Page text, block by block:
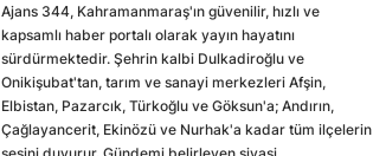
Ajans 344, Kahramanmaraş'ın güvenilir, hızlı ve
kapsamlı haber portalı olarak yayın hayatını
sürdürmektedir. Şehrin kalbi Dulkadiroğlu ve
Onikişubat'tan, tarım ve sanayi merkezleri Afşin,
Elbistan, Pazarcık, Türkoğlu ve Göksun'a; Andırın,
Çağlayancerit, Ekinözü ve Nurhak'a kadar tüm ilçelerin